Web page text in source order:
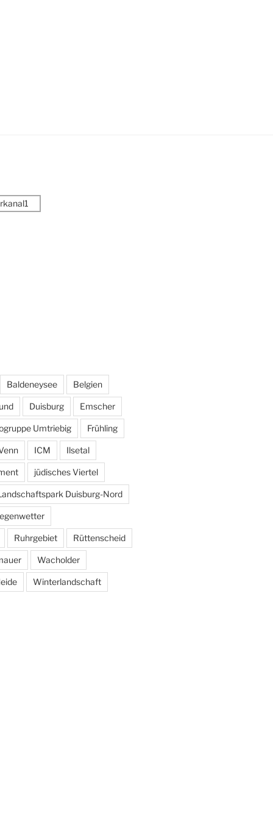
Baldeneysee Belgien
Duisburg Emscher
Umtriebig Frühling
ICM Ilsetal
jüdisches Viertel
Duisburg-Nord
Ruhrgebiet Rüttenscheid
Wacholder
Winterlandschaft